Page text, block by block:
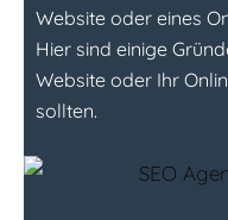
Website oder eines
Hier sind einige
Website oder Ihr
sollten.